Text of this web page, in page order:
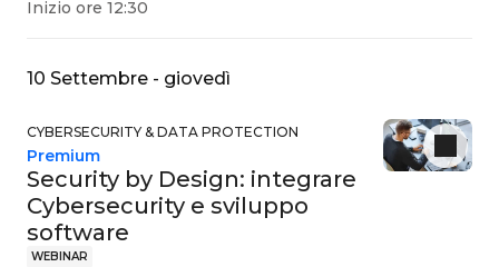
Inizio ore 12:30
10 Settembre - giovedì
CYBERSECURITY & DATA PROTECTION
WEBINAR
Security by Design: integrare
Cybersecurity e sviluppo
software
Premium